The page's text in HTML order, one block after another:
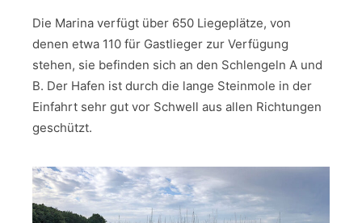
Die Marina verfügt über 650 Liegeplätze, von
denen etwa 110 für Gastlieger zur Verfügung
stehen, sie befinden sich an den Schlengeln A und
B. Der Hafen ist durch die lange Steinmole in der
Einfahrt sehr gut vor Schwell aus allen Richtungen
geschützt.